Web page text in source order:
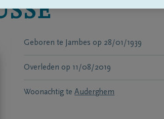
Geboren te Jambes op 28/01/1939
Overleden op 11/08/2019
Woonachtig te Auderghem